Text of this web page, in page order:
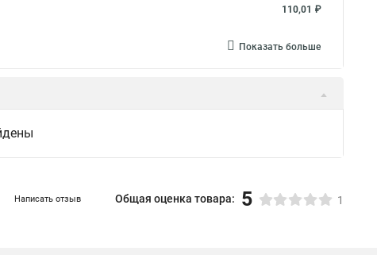
110,01 ₽
Показать больше
Написать отзыв Общая оценка товара: 5 1